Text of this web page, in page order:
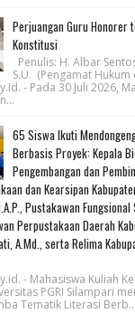
Perjuangan Guru Honorer
Konstitusi
Penulis: H. Albar
S.U. (Pengamat Hukum
- Pada 30 Juli 2026,
65 Siswa Ikuti
Berbasis Proyek: Kepala
Pengembangan dan
dan Kearsipan
Pustakawan
Perpustakaan Daerah
A.Md., serta Relima
- Mahasiswa Kuliah
PGRI Silampari
Tematik Literasi Berb...